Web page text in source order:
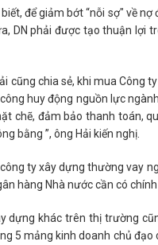
biết, để giảm bớt “nỗi sợ" về
DN phải được tạo thuận lợi
cũng chia sẻ, khi mua Công
huy động nguồn lực
chẽ, đảm bảo thanh toán,
bằng ”, ông Hải kiến nghị.
ty xây dựng thường vay
hàng Nhà nước cần có
dựng khác trên thị trường
5 mảng kinh doanh chủ đạo